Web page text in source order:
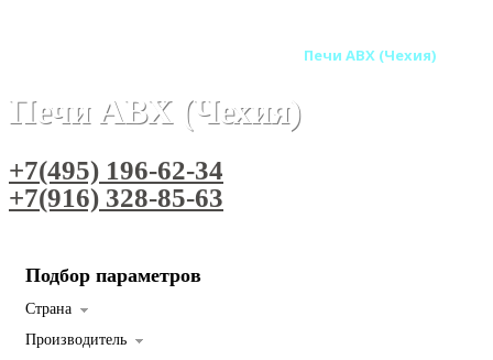
Печи ABX (Чехия)
Печи ABX (Чехия)
+7(495) 196-62-34
+7(916) 328-85-63
Подбор параметров
Страна
Производитель